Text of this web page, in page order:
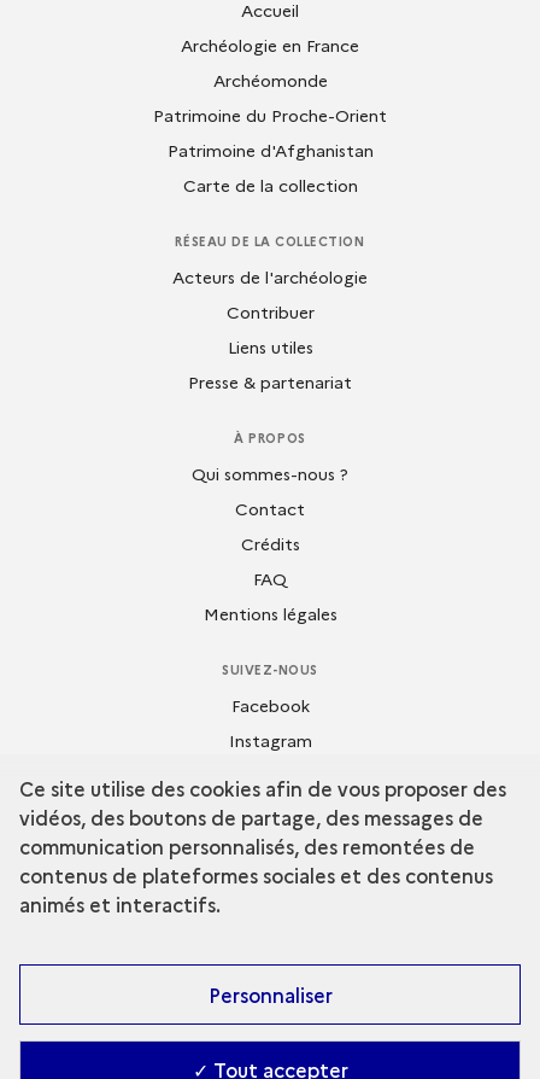
Accueil
Archéologie en France
Archéomonde
Patrimoine du Proche-Orient
Patrimoine d'Afghanistan
Carte de la collection
RÉSEAU DE LA COLLECTION
Acteurs de l'archéologie
Contribuer
Liens utiles
Presse & partenariat
À PROPOS
Qui sommes-nous ?
Contact
Crédits
FAQ
Mentions légales
SUIVEZ-NOUS
Facebook
Instagram
Dailymotion
Youtube
Ce site utilise des cookies afin de vous proposer des
vidéos, des boutons de partage, des messages de
communication personnalisés, des remontées de
contenus de plateformes sociales et des contenus
animés et interactifs.
Personnaliser
✓ Tout accepter